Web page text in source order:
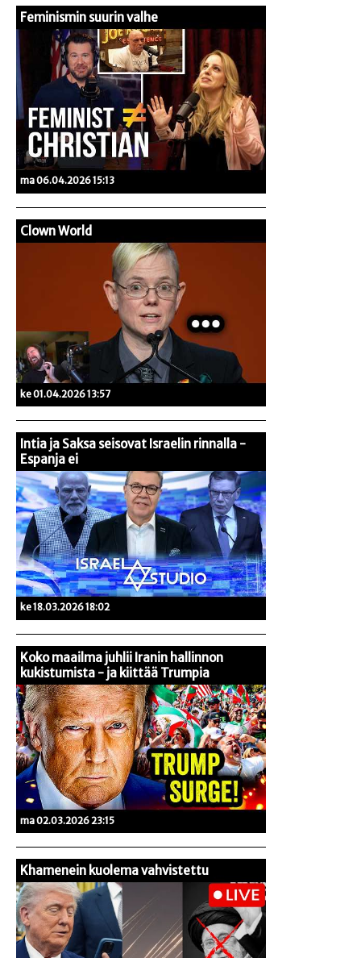
Feminismin suurin valhe
ma 06.04.2026 15:13
Clown World
ke 01.04.2026 13:57
Intia ja Saksa seisovat Israelin rinnalla -
Espanja ei
ke 18.03.2026 18:02
Koko maailma juhlii Iranin hallinnon
kukistumista - ja kiittää Trumpia
ma 02.03.2026 23:15
Khamenein kuolema vahvistettu